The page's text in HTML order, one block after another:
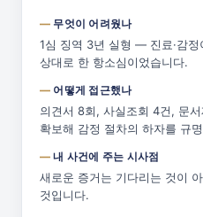
무엇이 어려웠나
1심 징역 3년 실형 — 진료·감
상대로 한 항소심이었습니다.
어떻게 접근했나
의견서 8회, 사실조회 4건, 문
확보해 감정 절차의 하자를 규
내 사건에 주는 시사점
새로운 증거는 기다리는 것이
것입니다.